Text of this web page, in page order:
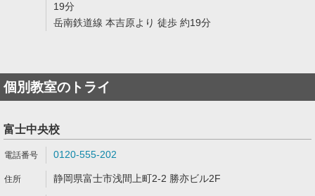
19分
岳南鉄道線 本吉原より 徒歩 約19分
個別教室のトライ
富士中央校
0120-555-202
静岡県富士市浅間上町2-2 勝亦ビル2F